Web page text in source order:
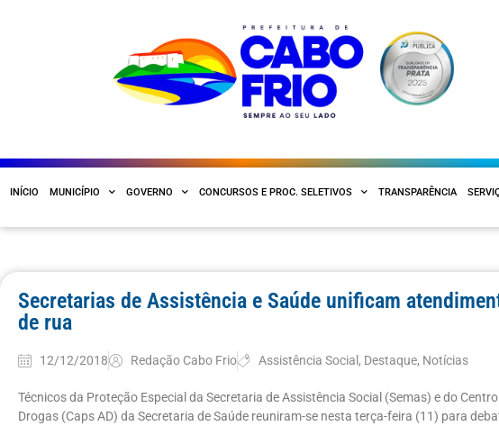
INÍCIO MUNICÍPIO GOVERNO CONCURSOS E PROC. SELETIVOS TRANSPARÊNCIA
Secretarias de Assistência e Saúde unificam
de rua
12/12/2018 Redação Cabo Frio Assistência Social , Destaque, Notícias
Técnicos da Proteção Especial da Secretaria de Assistência Social (Semas) e do
Drogas (Caps AD) da Secretaria de Saúde reuniram-se nesta terça-feira (11) para